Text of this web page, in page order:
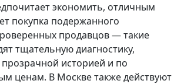
экономить, отличным
покупка подержанного
продавцов — такие
тщательную диагностику,
прозрачной историей и по
ценам. В Москве также действуют